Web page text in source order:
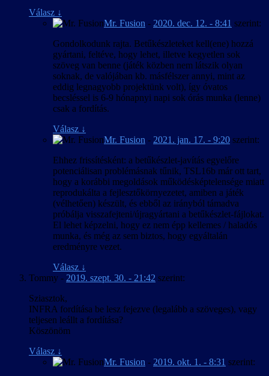
Válasz ↓
Mr. Fusion - 2020. dec. 12. - 8:41 szerint:
Gondolkodunk rajta. Betűkészleteket kell(ene) hozzá
gyártani, feltéve, hogy lehet, illetve kegyetlen sok
szöveg van benne (játék közben nem látszik olyan
soknak, de valójában kb. másfélszer annyi, mint az
eddig legnagyobb projektünk volt), így óvatos
becsléssel is 6-9 hónapnyi napi sok órás munka (lenne)
csak a fordítás.
Válasz ↓
Mr. Fusion - 2021. jan. 17. - 9:20 szerint:
Ehhez frissítésként: a betűkészlet-javítás egyelőre
potenciálisan problémásnak tűnik, TSL16b már ott tart,
hogy a korábbi megoldások működésképtelensége miatt
reprodukálta a fejlesztőkörnyezetet, amiben a játék
(vélhetően) készült, és ebből az irányból támadva
próbálja visszafejteni/újragyártani a betűkészlet-fájlokat.
El lehet képzelni, hogy ez nem épp kellemes / haladós
munka, és még az sem biztos, hogy egyáltalán
eredményre vezet.
Válasz ↓
Tommy - 2019. szept. 30. - 21:42 szerint:
Sziasztok,
INFRA fordítása be lesz fejezve (legalább a szöveges), vagy
teljesen leállt a fordítása?
Köszönöm
Válasz ↓
Mr. Fusion - 2019. okt. 1. - 8:31 szerint: